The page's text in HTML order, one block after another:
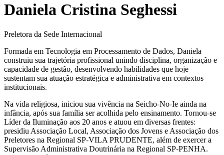
Daniela Cristina Seghessi
Preletora da Sede Internacional
Formada em Tecnologia em Processamento de Dados, Daniela
construiu sua trajetória profissional unindo disciplina, organização e
capacidade de gestão, desenvolvendo habilidades que hoje
sustentam sua atuação estratégica e administrativa em contextos
institucionais.
Na vida religiosa, iniciou sua vivência na Seicho-No-Ie ainda na
infância, após sua família ser acolhida pelo ensinamento. Tornou-se
Líder da Iluminação aos 20 anos e atuou em diversas frentes:
presidiu Associação Local, Associação dos Jovens e Associação dos
Preletores na Regional SP-VILA PRUDENTE, além de exercer a
Supervisão Administrativa Doutrinária na Regional SP-PENHA.